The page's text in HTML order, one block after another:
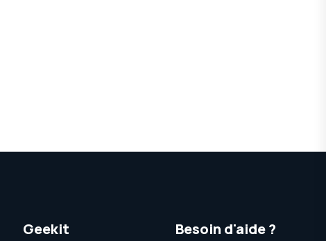
Geekit Besoin d'aide ?